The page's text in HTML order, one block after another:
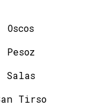
Oscos
Pesoz
Salas
San Tirso